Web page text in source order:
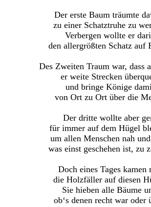
Der erste Baum träumte
zu einer Schatztruhe zu
Verbergen wollte er
den allergrößten Schatz auf
Des Zweiten Traum war, dass
er weite Strecken
und bringe Könige
von Ort zu Ort über die
Der dritte wollte aber
für immer auf dem Hügel
um allen Menschen nah
was einst geschehen ist, zu
Doch eines Tages kamen
die Holzfäller auf diesen
Sie hieben alle Bäume
ob‘s denen recht war oder